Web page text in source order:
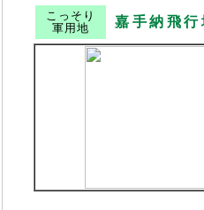
こっそり
軍用地
嘉手納飛